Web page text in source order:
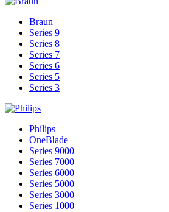
Braun
Series 9
Series 8
Series 7
Series 6
Series 5
Series 3
Philips
OneBlade
Series 9000
Series 7000
Series 6000
Series 5000
Series 3000
Series 1000